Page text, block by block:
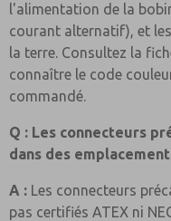
l'alimentation de la
courant alternatif), et
la terre. Consultez la
connaître le code
commandé.
Q : Les connecteurs
dans des
A : Les connecteurs
pas certifiés ATEX ni